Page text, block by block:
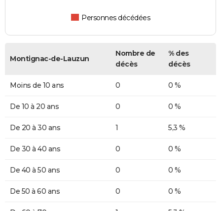
Personnes décédées
Montignac-de-Lauzun
Nombre de
décès
% des
décès
Moins de 10 ans 0 0 %
De 10 à 20 ans 0 0 %
De 20 à 30 ans 1 5,3 %
De 30 à 40 ans 0 0 %
De 40 à 50 ans 0 0 %
De 50 à 60 ans 0 0 %